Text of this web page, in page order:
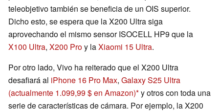
teleobjetivo también se beneficia de un OIS superior.
Dicho esto, se espera que la X200 Ultra siga
aprovechando el mismo sensor ISOCELL HP9 que la
X100 Ultra, X200 Proy laXiaomi 15 Ultra.
Por otro lado, Vivo ha reiterado que el X200 Ultra
desafiará al iPhone 16 Pro Max, Galaxy S25 Ultra
(actualmente 1.099,99 $ en Amazon) y otros con toda una
serie de características de cámara. Por ejemplo, la X200